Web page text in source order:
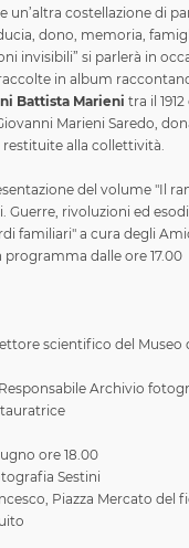
un’altra costellazione di
dono, memoria,
invisibili” si parlerà in
in album
Battista Marieni tra il
Marieni Saredo,
restituite alla collettività.
del volume "Il
Guerre, rivoluzioni ed
familiari" a cura degli
dalle ore 17.00
scientifico del Museo
Archivio
ore 18.00
Sestini
Piazza Mercato del